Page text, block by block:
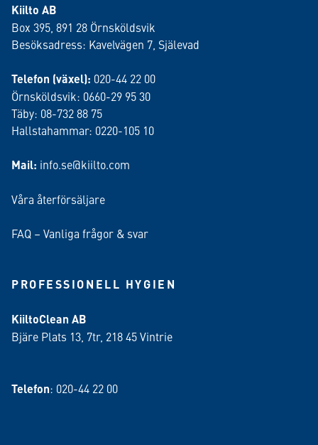
Kiilto AB
Box 395, 891 28 Örnsköldsvik
Besöksadress: Kavelvägen 7, Själevad
Telefon (växel): 020-44 22 00
Örnsköldsvik: 0660-29 95 30
Täby: 08-732 88 75
Hallstahammar: 0220-105 10
Mail: info.se@kiilto.com
Våra återförsäljare
FAQ – Vanliga frågor & svar
PROFESSIONELL HYGIEN
KiiltoClean AB
Bjäre Plats 13, 7tr, 218 45 Vintrie
Telefon: 020-44 22 00